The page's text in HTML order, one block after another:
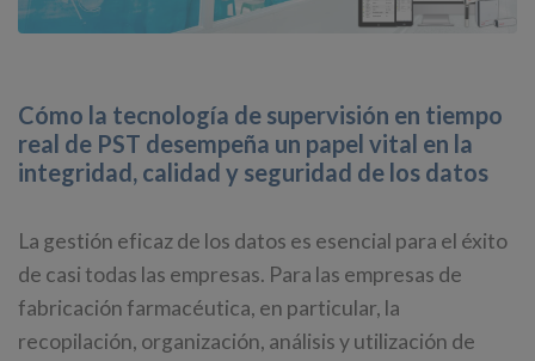
Cómo la tecnología de supervisión en tiempo
real de PST desempeña un papel vital en la
integridad, calidad y seguridad de los datos
La gestión eficaz de los datos es esencial para el éxito
de casi todas las empresas. Para las empresas de
fabricación farmacéutica, en particular, la
recopilación, organización, análisis y utilización de